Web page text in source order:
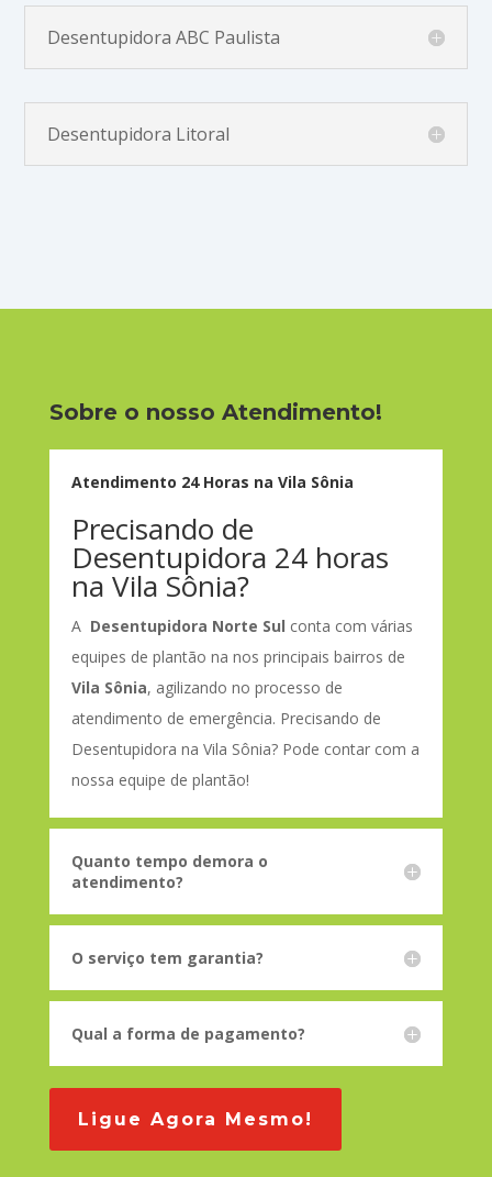
Desentupidora ABC Paulista
Desentupidora Litoral
Sobre o nosso Atendimento!
Atendimento 24 Horas na Vila Sônia
Precisando de
Desentupidora 24 horas
na Vila Sônia?
A Desentupidora Norte Sul conta com várias
equipes de plantão na nos principais bairros de
Vila Sônia, agilizando no processo de
atendimento de emergência. Precisando de
Desentupidora na Vila Sônia? Pode contar com a
nossa equipe de plantão!
Quanto tempo demora o
atendimento?
O serviço tem garantia?
Qual a forma de pagamento?
Ligue Agora Mesmo!